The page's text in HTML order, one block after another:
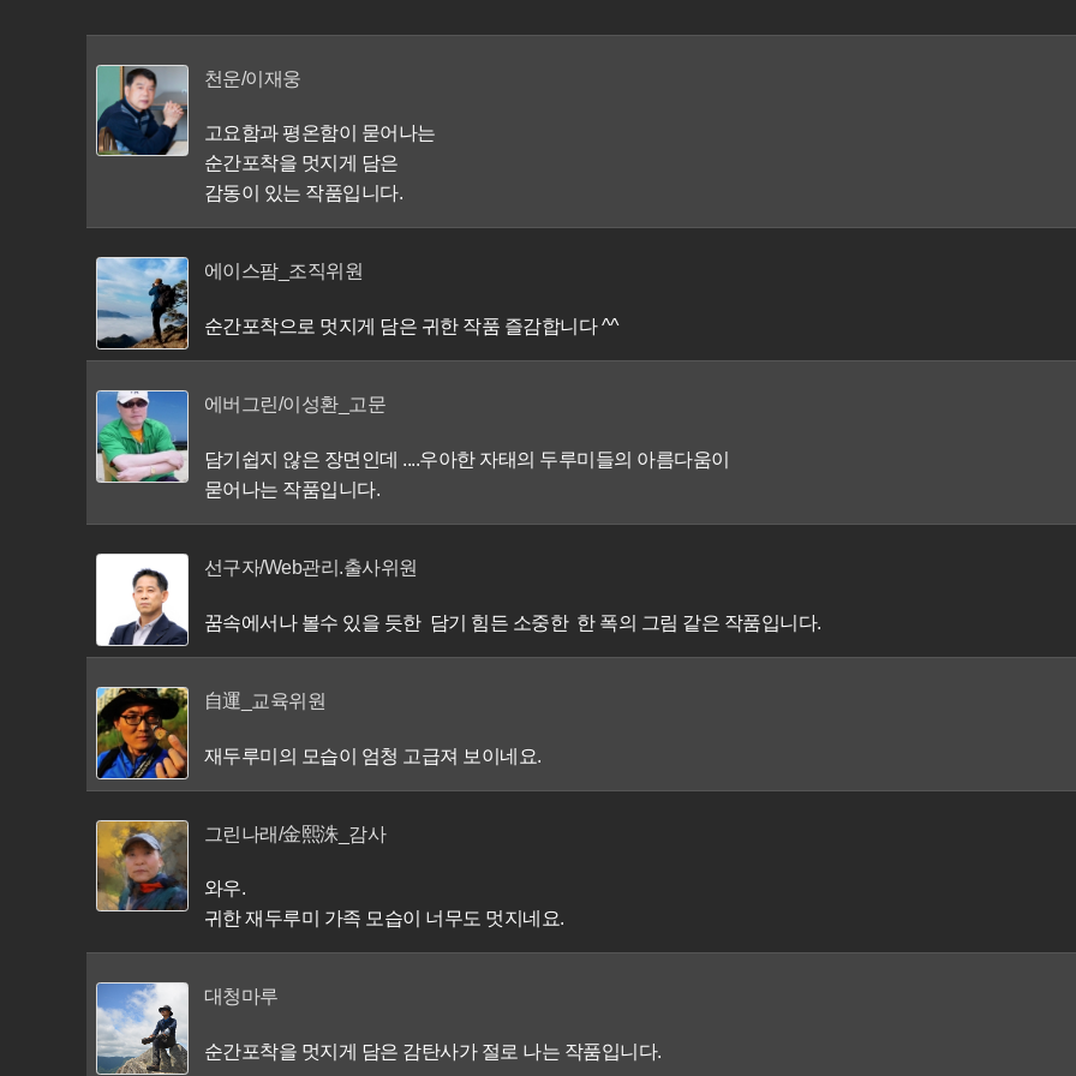
천운/이재웅
고요함과 평온함이 묻어나는
순간포착을 멋지게 담은
감동이 있는 작품입니다.
에이스팜_조직위원
순간포착으로 멋지게 담은 귀한 작품 즐감합니다 ^^
에버그린/이성환_고문
담기쉽지 않은 장면인데 ....우아한 자태의 두루미들의 아름다움이
묻어나는 작품입니다.
선구자/Web관리.출사위원
꿈속에서나 볼수 있을 듯한 담기 힘든 소중한 한 폭의 그림 같은 작품입니다.
自運_교육위원
재두루미의 모습이 엄청 고급져 보이네요.
그린나래/金熙洙_감사
와우.
귀한 재두루미 가족 모습이 너무도 멋지네요.
대청마루
순간포착을 멋지게 담은 감탄사가 절로 나는 작품입니다.